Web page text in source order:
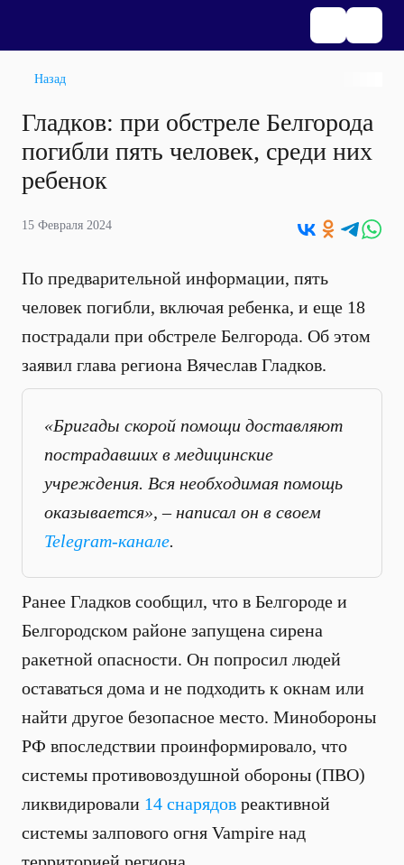
Назад
Гладков: при обстреле Белгорода
погибли пять человек, среди них
ребенок
15 Февраля 2024
По предварительной информации, пять
человек погибли, включая ребенка, и еще 18
пострадали при обстреле Белгорода. Об этом
заявил глава региона Вячеслав Гладков.
«Бригады скорой помощи доставляют
пострадавших в медицинские
учреждения. Вся необходимая помощь
оказывается», – написал он в своем
Telegram-канале.
Ранее Гладков сообщил, что в Белгороде и
Белгородском районе запущена сирена
ракетной опасности. Он попросил людей
оставаться дома и не подходить к окнам или
найти другое безопасное место. Минобороны
РФ впоследствии проинформировало, что
системы противовоздушной обороны (ПВО)
ликвидировали 14 снарядов реактивной
системы залпового огня Vampire над